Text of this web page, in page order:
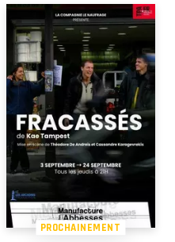
PROCHAINEMENT